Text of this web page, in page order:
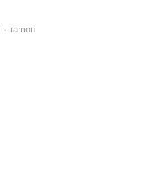
Author
ramon